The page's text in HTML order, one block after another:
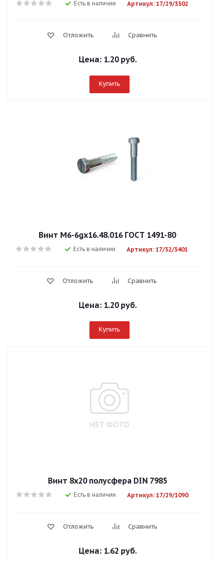
Есть в наличии Артикул: 17/29/3302
Отложить Сравнить
Цена: 1.20 руб.
Купить
Винт М6-6gx16.48.016 ГОСТ 1491-80
Есть в наличии Артикул: 17/32/3401
Отложить Сравнить
Цена: 1.20 руб.
Купить
Винт 8х20 полусфера DIN 7985
Есть в наличии Артикул: 17/29/1090
Отложить Сравнить
Цена: 1.62 руб.